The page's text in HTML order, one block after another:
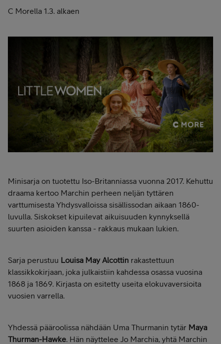
C Morella 1.3. alkaen
Minisarja on tuotettu Iso-Britanniassa vuonna 2017. Kehuttu
draama kertoo Marchin perheen neljän tyttären
varttumisesta Yhdysvalloissa sisällissodan aikaan 1860-
luvulla. Siskokset kipuilevat aikuisuuden kynnyksellä
suurten asioiden kanssa - rakkaus mukaan lukien.
Sarja perustuu Louisa May Alcottin rakastettuun
klassikkokirjaan, joka julkaistiin kahdessa osassa vuosina
1868 ja 1869. Kirjasta on esitetty useita elokuvaversioita
vuosien varrella.
Yhdessä pääroolissa nähdään Uma Thurmanin tytär Maya
Thurman-Hawke. Hän näyttelee Jo Marchia, yhtä Marchin